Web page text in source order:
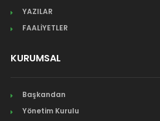
YAZILAR
FAALİYETLER
KURUMSAL
Başkandan
Yönetim Kurulu